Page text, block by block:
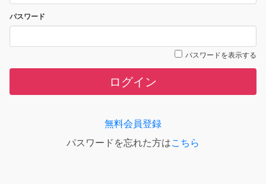
パスワード
パスワードを表示する
ログイン
無料会員登録
パスワードを忘れた方はこちら